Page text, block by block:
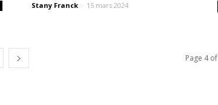
Stany Franck - 15 mars 2024
Page 4